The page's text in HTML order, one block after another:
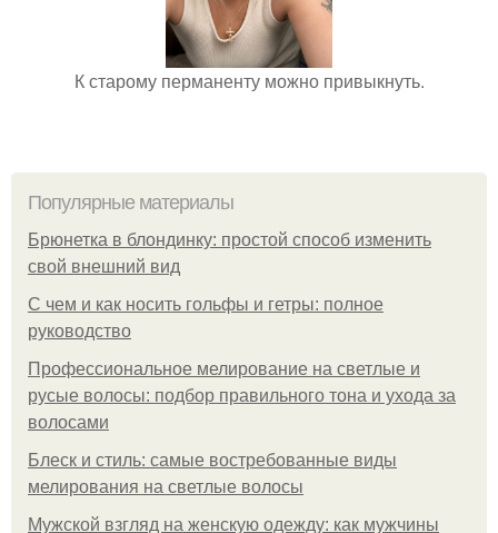
К старому перманенту можно привыкнуть.
Популярные материалы
Брюнетка в блондинку: простой способ изменить
свой внешний вид
С чем и как носить гольфы и гетры: полное
руководство
Профессиональное мелирование на светлые и
русые волосы: подбор правильного тона и ухода за
волосами
Блеск и стиль: самые востребованные виды
мелирования на светлые волосы
Мужской взгляд на женскую одежду: как мужчины